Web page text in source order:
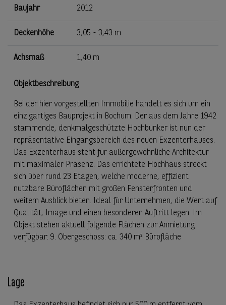
Baujahr 2012
Deckenhöhe 3,05 - 3,43 m
Achsmaß 1,40 m
Objektbeschreibung
Bei der hier vorgestellten Immobilie handelt es sich um ein
einzigartiges Bauprojekt in Bochum. Der aus dem Jahre 1942
stammende, denkmalgeschützte Hochbunker ist nun der
repräsentative Eingangsbereich des neuen Exzenterhauses.
Das Exzenterhaus steht für außergewöhnliche Architektur
mit maximaler Präsenz. Das errichtete Hochhaus streckt
sich über rund 23 Etagen, welche moderne, effizient
nutzbare Büroflächen mit großen Fensterfronten und
weitem Ausblick bieten. Ideal für Unternehmen, die Wert auf
Qualität, Image und einen besonderen Auftritt legen. Im
Objekt stehen aktuell folgende Flächen zur Anmietung
verfügbar: 9. Obergeschoss: ca. 340 m² Bürofläche
Lage